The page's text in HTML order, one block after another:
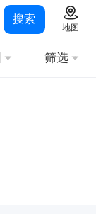
搜索
地图
筛选